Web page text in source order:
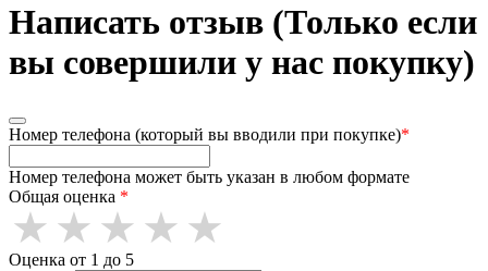
Написать отзыв (Только если
вы совершили у нас покупку)
Номер телефона (который вы вводили при покупке)*
Номер телефона может быть указан в любом формате
Общая оценка *
Оценка от 1 до 5